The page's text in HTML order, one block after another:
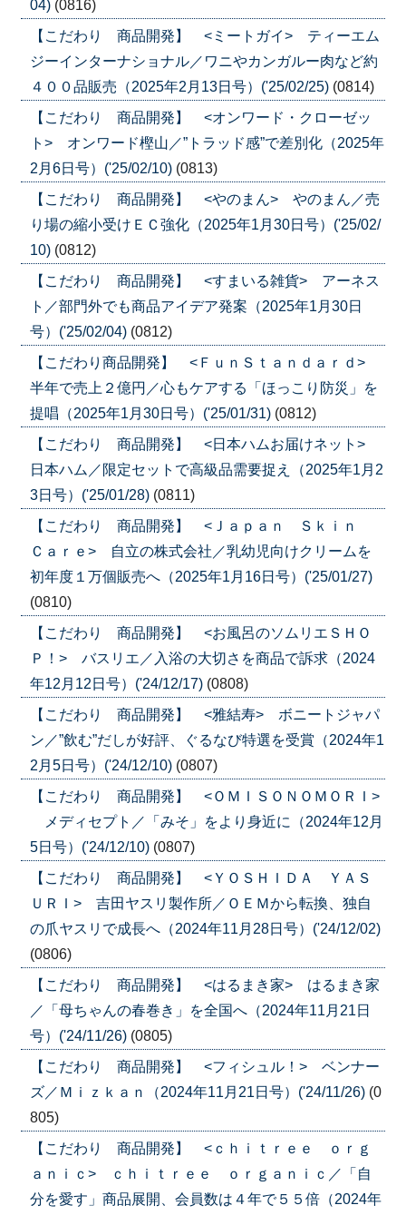
04) (0816)
【こだわり 商品開発】 <ミートガイ> ティーエム
ジーインターナショナル／ワニやカンガルー肉など約
４００品販売（2025年2月13日号）('25/02/25) (0814)
【こだわり 商品開発】 <オンワード・クローゼッ
ト> オンワード樫山／”トラッド感”で差別化（2025年
2月6日号）('25/02/10) (0813)
【こだわり 商品開発】 <やのまん> やのまん／売
り場の縮小受けＥＣ強化（2025年1月30日号）('25/02/
10) (0812)
【こだわり 商品開発】 <すまいる雑貨> アーネス
ト／部門外でも商品アイデア発案（2025年1月30日
号）('25/02/04) (0812)
【こだわり商品開発】 <ＦｕｎＳｔａｎｄａｒｄ>
半年で売上２億円／心もケアする「ほっこり防災」を
提唱（2025年1月30日号）('25/01/31) (0812)
【こだわり 商品開発】 <日本ハムお届けネット>
日本ハム／限定セットで高級品需要捉え（2025年1月2
3日号）('25/01/28) (0811)
【こだわり 商品開発】 <Ｊａｐａｎ Ｓｋｉｎ
Ｃａｒｅ> 自立の株式会社／乳幼児向けクリームを
初年度１万個販売へ（2025年1月16日号）('25/01/27)
(0810)
【こだわり 商品開発】 <お風呂のソムリエＳＨＯ
Ｐ！> バスリエ／入浴の大切さを商品で訴求（2024
年12月12日号）('24/12/17) (0808)
【こだわり 商品開発】 <雅結寿> ボニートジャパ
ン／”飲む”だしが好評、ぐるなび特選を受賞（2024年1
2月5日号）('24/12/10) (0807)
【こだわり 商品開発】 <ＯＭＩＳＯＮＯＭＯＲＩ>
メディセプト／「みそ」をより身近に（2024年12月
5日号）('24/12/10) (0807)
【こだわり 商品開発】 <ＹＯＳＨＩＤＡ ＹＡＳ
ＵＲＩ> 吉田ヤスリ製作所／ＯＥＭから転換、独自
の爪ヤスリで成長へ（2024年11月28日号）('24/12/02)
(0806)
【こだわり 商品開発】 <はるまき家> はるまき家
／「母ちゃんの春巻き」を全国へ（2024年11月21日
号）('24/11/26) (0805)
【こだわり 商品開発】 <フィシュル！> ベンナー
ズ／Ｍｉｚｋａｎ（2024年11月21日号）('24/11/26) (0
805)
【こだわり 商品開発】 <ｃｈｉｔｒｅｅ ｏｒｇ
ａｎｉｃ> ｃｈｉｔｒｅｅ ｏｒｇａｎｉｃ／「自
分を愛す」商品展開、会員数は４年で５５倍（2024年